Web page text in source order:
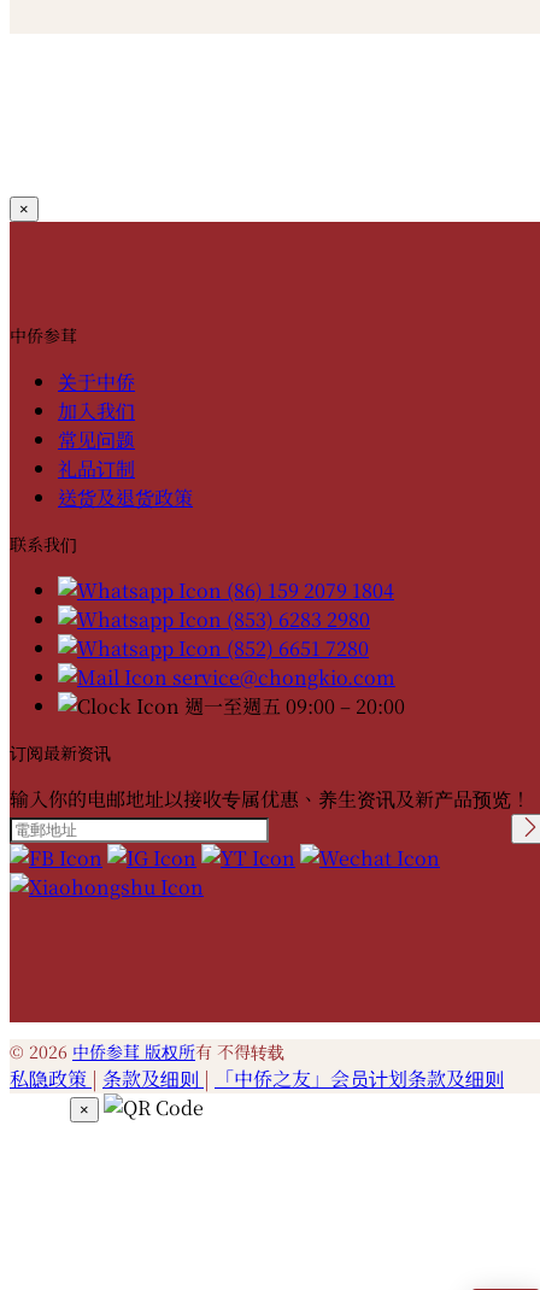
×
中侨参茸
关于中侨
加入我们
常见问题
礼品订制
送货及退货政策
联系我们
(86) 159 2079 1804
(853) 6283 2980
(852) 6651 7280
service@chongkio.com
週一至週五 09:00 – 20:00
订阅最新资讯
输入你的电邮地址以接收专属优惠、养生资讯及新产品预览！
Please leave this field
empty.
© 2026 中侨参茸 版权所有 不得转载
私隐政策 | 条款及细则 | 「中侨之友」会员计划条款及细则
×